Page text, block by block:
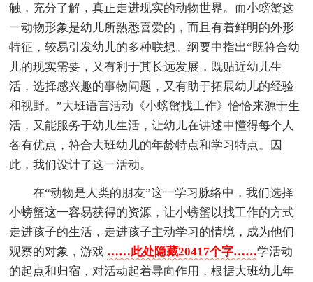
触，充分了解，真正走进现实的动物世界。而小螃蟹这
一动物形象是幼儿所熟悉喜爱的，而且有着鲜明的外形
特征，较易引发幼儿的多种联想。纲要中指出“既符合幼
儿的现实需要，又有利于其长远发展，既贴近幼儿生
活，选择感兴趣的事物问题，又有助于拓展幼儿的经验
和视野。”大班语言活动《小螃蟹找工作》恰恰来源于生
活，又能服务于幼儿生活，让幼儿在讲述中懂得每个人
各有优点，符合大班幼儿的年龄特点和学习特点。因
此，我们设计了这一活动。
在“动物是人类的朋友”这一学习脉络中，我们选择
小螃蟹这一容易获得的资源，让小螃蟹以找工作的方式
走进孩子的生活，走进孩子主动学习的情境，成为他们
观察的对象，游戏 ……此处隐藏20417个字……学活动
的起点和归宿，对活动起着导向作用，根据大班幼儿年